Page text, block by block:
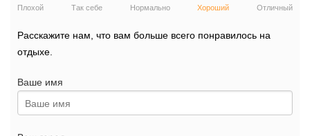
Плохой Так себе Нормально Хороший Отличный
Расскажите нам, что вам больше всего понравилось на
отдыхе.
Ваше имя